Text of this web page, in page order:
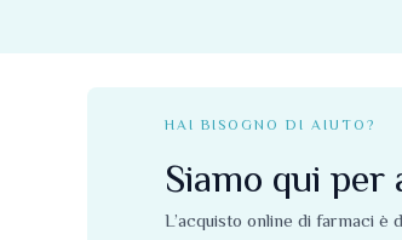
HAI BISOGNO DI AIUTO?
Siamo qui per
L’acquisto online di farmaci è